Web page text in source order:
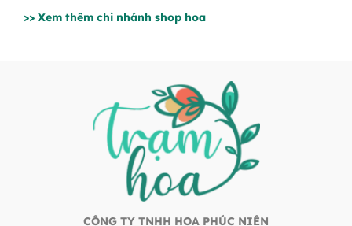
>> Xem thêm chi nhánh shop hoa
CÔNG TY TNHH HOA PHÚC NIÊN